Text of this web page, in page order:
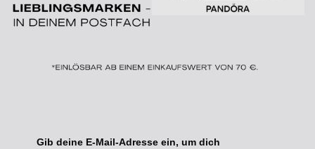
Gib deine E-Mail-Adresse ein, um dich